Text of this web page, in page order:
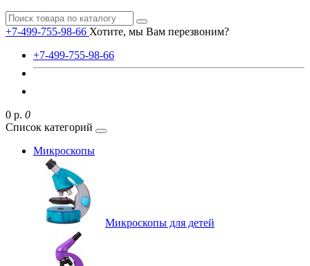
+7-499-755-98-66 Хотите, мы Вам перезвоним?
+7-499-755-98-66
0 р. 0
Список категорий
Микроскопы
Микроскопы для детей